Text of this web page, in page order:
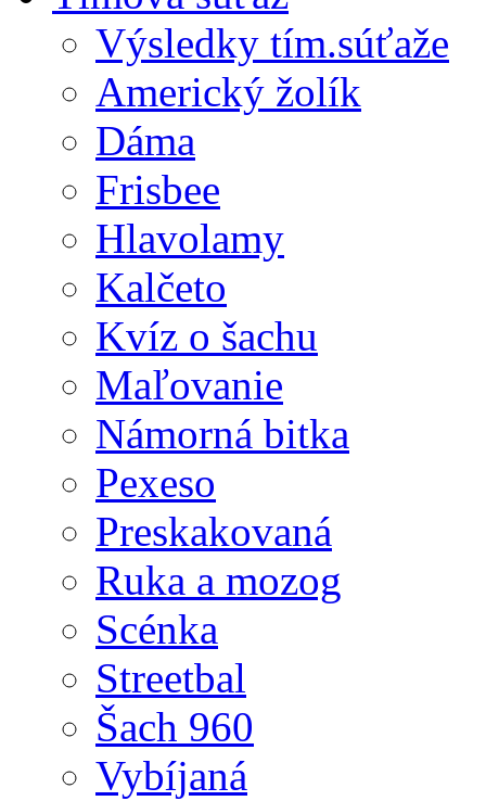
Výsledky tím.súťaže
Americký žolík
Dáma
Frisbee
Hlavolamy
Kalčeto
Kvíz o šachu
Maľovanie
Námorná bitka
Pexeso
Preskakovaná
Ruka a mozog
Scénka
Streetbal
Šach 960
Vybíjaná